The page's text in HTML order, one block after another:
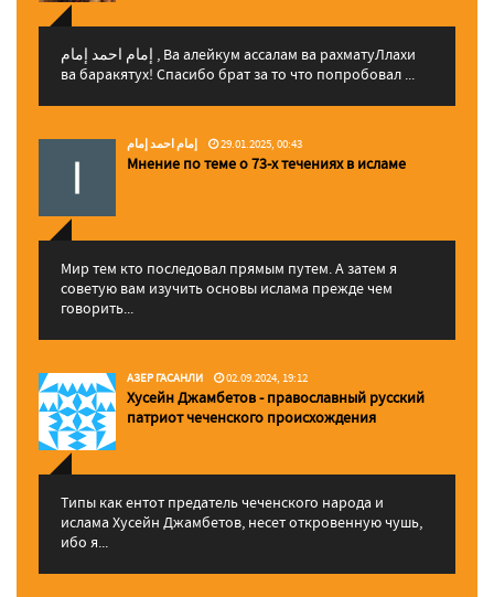
إمام احمد إمام , Ва алейкум ассалам ва рахматуЛлахи
ва баракятух! Спасибо брат за то что попробовал ...
إمام احمد إمام 29.01.2025, 00:43
Мнение по теме о 73-х течениях в исламе
Мир тем кто последовал прямым путем. А затем я
советую вам изучить основы ислама прежде чем
говорить...
АЗЕР ГАСАНЛИ 02.09.2024, 19:12
Хусейн Джамбетов - православный русский
патриот чеченского происхождения
Типы как ентот предатель чеченского народа и
ислама Хусейн Джамбетов, несет откровенную чушь,
ибо я...